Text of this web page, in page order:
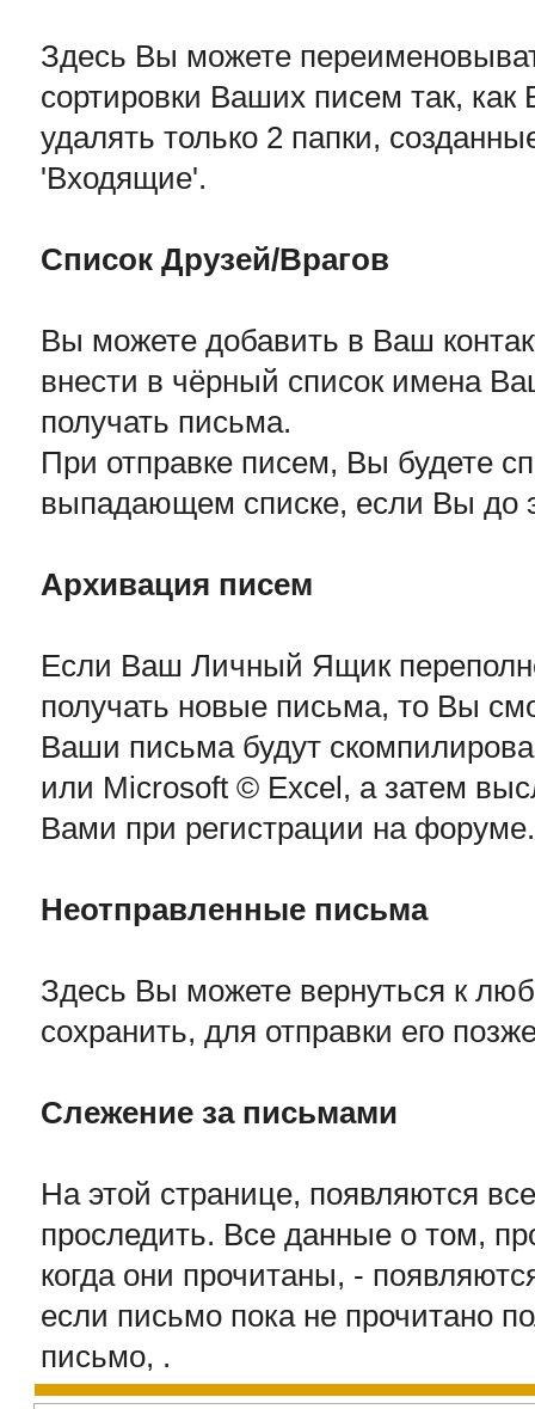
Здесь Вы можете
сортировки Ваших писем так,
удалять только 2 папки,
'Входящие'.
Список Друзей/Врагов
Вы можете добавить в Ваш
внести в чёрный список имена
получать письма.
При отправке писем, Вы будете
выпадающем списке, если Вы до
Архивация писем
Если Ваш Личный Ящик
получать новые письма, то Вы
Ваши письма будут
или Microsoft © Excel, а затем
Вами при регистрации на
Неотправленные письма
Здесь Вы можете вернуться к
сохранить, для отправки его
Слежение за письмами
На этой странице, появляются
проследить. Все данные о том,
когда они прочитаны, -
если письмо пока не прочитано
письмо, .